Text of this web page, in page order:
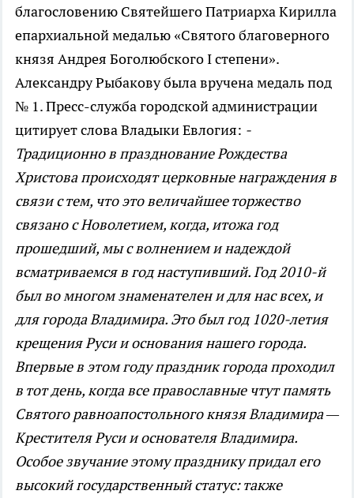
благословению Святейшего Патриарха Кирилла
епархиальной медалью «Святого благоверного
князя Андрея Боголюбского I степени».
Александру Рыбакову была вручена медаль под
№ 1. Пресс-служба городской администрации
цитирует слова Владыки Евлогия: -
Традиционно в празднование Рождества
Христова происходят церковные награждения в
связи с тем, что это величайшее торжество
связано с Новолетием, когда, итожа год
прошедший, мы с волнением и надеждой
всматриваемся в год наступивший. Год 2010-й
был во многом знаменателен и для нас всех, и
для города Владимира. Это был год 1020-летия
крещения Руси и основания нашего города.
Впервые в этом году праздник города проходил
в тот день, когда все православные чтут память
Святого равноапостольного князя Владимира —
Крестителя Руси и основателя Владимира.
Особое звучание этому празднику придал его
высокий государственный статус: также